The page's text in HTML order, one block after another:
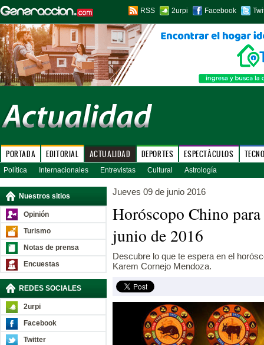
RSS 2urpi Facebook
PORTADA EDITORIAL ACTUALIDAD DEPORTES ESPECTÁCULOS
Política Internacionales Entrevistas Cultural Astrología
Nuestros sitios
Opinión
Turismo
Notas de prensa
Encuestas
REDES SOCIALES
2urpi
Facebook
Twitter
Jueves 09 de junio 2016
Horóscopo Chino
junio de 2016
Descubre lo que te espera en el
Karem Cornejo Mendoza.